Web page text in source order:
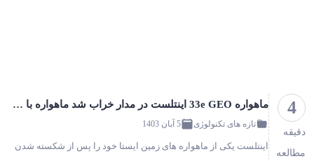
4
دقیقه
مطالعه
ماهواره 33e GEO اینتلست در مدار خراب شد ماهواره با همان مدل شکست خورده 29e در سال ۲۰۱۹ شکست خورد!
تازه های تکنولوژی 5 آبان 1403
اینتلست یکی از ماهواره های زمین ایستا خود را پس از شکسته شدن